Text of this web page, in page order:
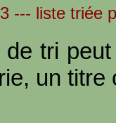
--- liste triée
de tri
un titre